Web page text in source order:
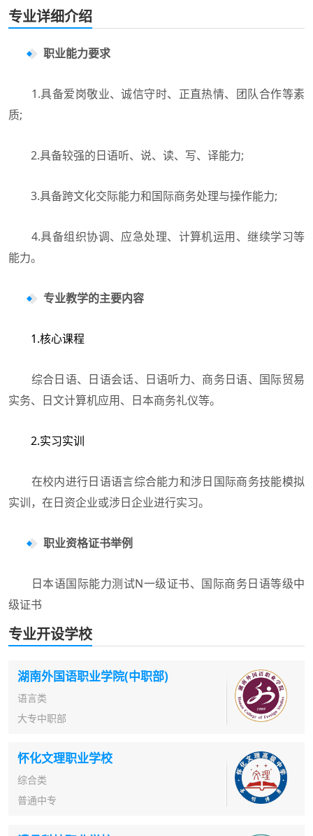
专业详细介绍
职业能力要求
1.具备爱岗敬业、诚信守时、正直热情、团队合作等素
质;
2.具备较强的日语听、说、读、写、译能力;
3.具备跨文化交际能力和国际商务处理与操作能力;
4.具备组织协调、应急处理、计算机运用、继续学习等
能力。
专业教学的主要内容
1.核心课程
综合日语、日语会话、日语听力、商务日语、国际贸易
实务、日文计算机应用、日本商务礼仪等。
2.实习实训
在校内进行日语语言综合能力和涉日国际商务技能模拟
实训，在日资企业或涉日企业进行实习。
职业资格证书举例
日本语国际能力测试N一级证书、国际商务日语等级中
级证书
专业开设学校
湖南外国语职业学院(中职部)
语言类
大专中职部
怀化文理职业学校
综合类
普通中专